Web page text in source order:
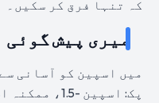
کہ تنہا فرق کر سکیں۔
میری پیش گوئی
میں اسپین کو آسانی